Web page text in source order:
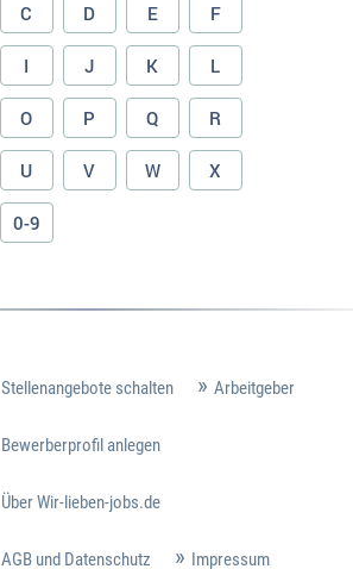
C D E F
I J K L
O P Q R
U V W X
0-9
Stellenangebote schalten Arbeitgeber
Bewerberprofil anlegen
Über Wir-lieben-jobs.de
AGB und Datenschutz Impressum